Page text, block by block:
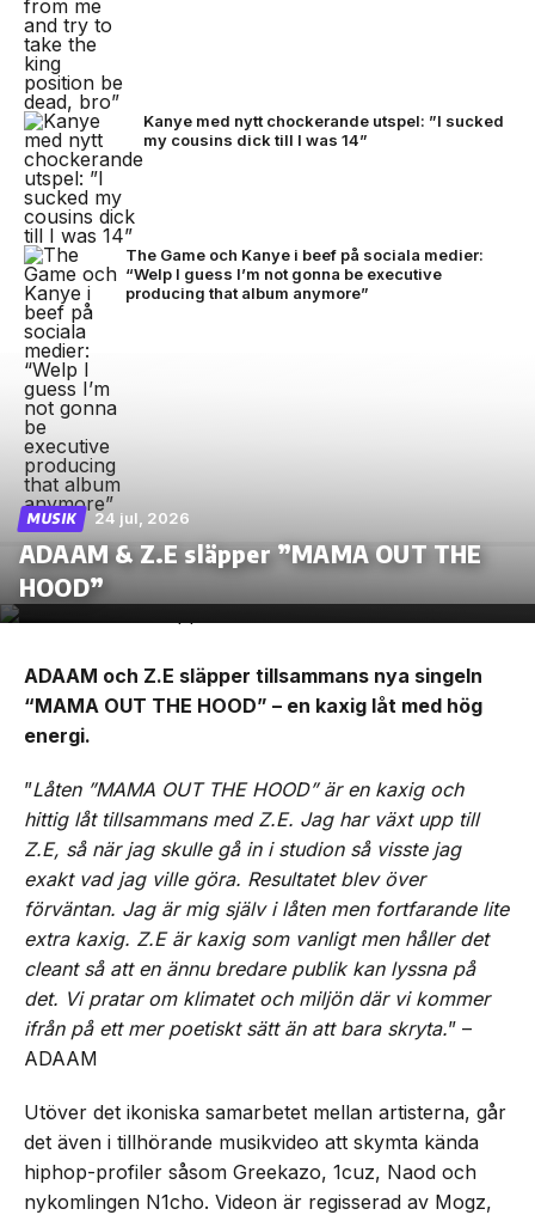
Kanye med nytt chockerande utspel: ”I sucked
my cousins dick till I was 14”
The Game och Kanye i beef på sociala medier:
“Welp I guess I’m not gonna be executive
producing that album anymore”
MUSIK 24 jul, 2026
ADAAM & Z.E släpper ”MAMA OUT THE
HOOD”
ADAAM och Z.E släpper tillsammans nya singeln
“MAMA OUT THE HOOD” – en kaxig låt med hög
energi.
”Låten ”MAMA OUT THE HOOD” är en kaxig och
hittig låt tillsammans med Z.E. Jag har växt upp till
Z.E, så när jag skulle gå in i studion så visste jag
exakt vad jag ville göra. Resultatet blev över
förväntan. Jag är mig själv i låten men fortfarande lite
extra kaxig. Z.E är kaxig som vanligt men håller det
cleant så att en ännu bredare publik kan lyssna på
det. Vi pratar om klimatet och miljön där vi kommer
ifrån på ett mer poetiskt sätt än att bara skryta.” –
ADAAM
Utöver det ikoniska samarbetet mellan artisterna, går
det även i tillhörande musikvideo att skymta kända
hiphop-profiler såsom Greekazo, 1cuz, Naod och
nykomlingen N1cho. Videon är regisserad av Mogz,